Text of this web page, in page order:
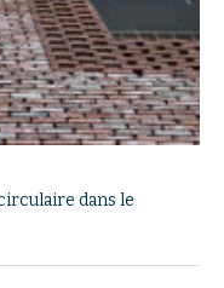
dans le